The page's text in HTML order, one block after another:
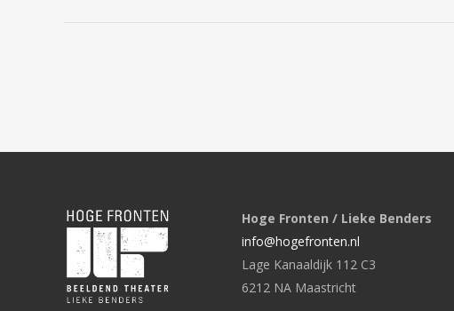
Hoge Fronten / Lieke Benders
info@hogefronten.nl
Lage Kanaaldijk 112 C3
6212 NA Maastricht